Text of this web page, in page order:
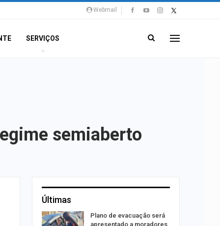
Webmail
SERVIÇOS
semiaberto
Últimas
Plano de evacuação será
apresentado a moradores